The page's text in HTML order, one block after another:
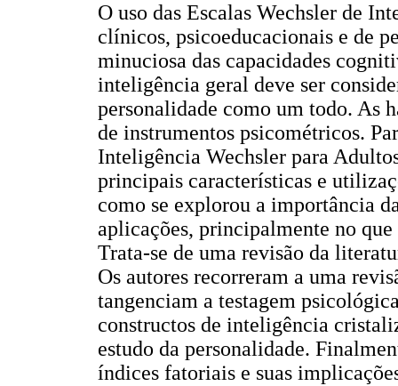
O uso das Escalas Wechsler de
clínicos, psicoeducacionais e de
minuciosa das capacidades
inteligência geral deve ser
personalidade como um todo. As
de instrumentos psicométricos.
Inteligência Wechsler para
principais características e
como se explorou a importância
aplicações, principalmente no
Trata-se de uma revisão da
Os autores recorreram a uma
tangenciam a testagem
constructos de inteligência
estudo da personalidade.
índices fatoriais e suas